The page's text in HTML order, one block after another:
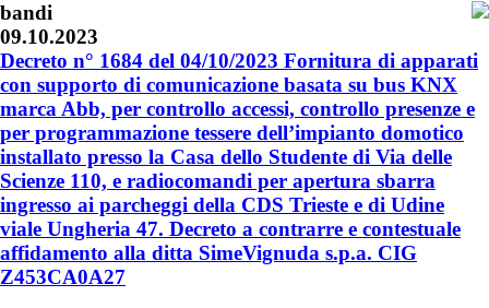
bandi
09.10.2023
Decreto n° 1684 del 04/10/2023 Fornitura di apparati
con supporto di comunicazione basata su bus KNX
marca Abb, per controllo accessi, controllo presenze e
per programmazione tessere dell’impianto domotico
installato presso la Casa dello Studente di Via delle
Scienze 110, e radiocomandi per apertura sbarra
ingresso ai parcheggi della CDS Trieste e di Udine
viale Ungheria 47. Decreto a contrarre e contestuale
affidamento alla ditta SimeVignuda s.p.a. CIG
Z453CA0A27